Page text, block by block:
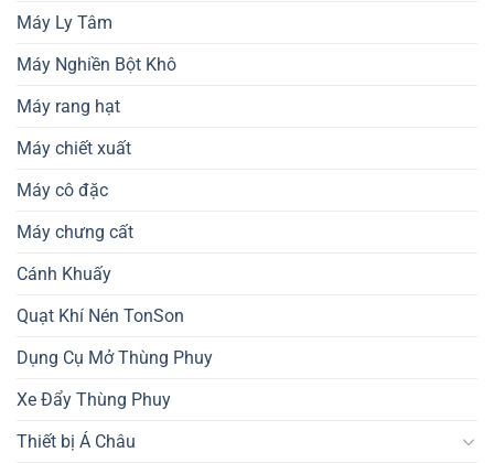
Máy Ly Tâm
Máy Nghiền Bột Khô
Máy rang hạt
Máy chiết xuất
Máy cô đặc
Máy chưng cất
Cánh Khuấy
Quạt Khí Nén TonSon
Dụng Cụ Mở Thùng Phuy
Xe Đẩy Thùng Phuy
Thiết bị Á Châu